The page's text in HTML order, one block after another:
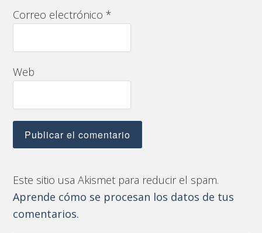
Correo electrónico*
Web
Este sitio usa Akismet para reducir el spam.
Aprende cómo se procesan los datos de tus
comentarios.